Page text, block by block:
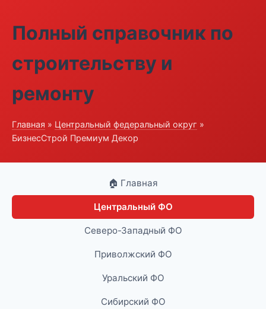
Полный справочник по
строительству и
ремонту
Главная » Центральный федеральный округ »
БизнесСтрой Премиум Декор
🏠 Главная
Центральный ФО
Северо-Западный ФО
Приволжский ФО
Уральский ФО
Сибирский ФО